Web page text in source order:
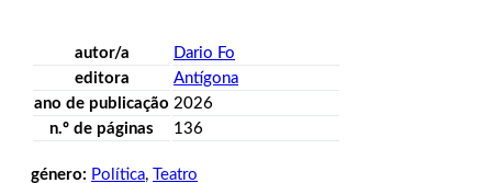
autor/a
Dario Fo
editora
Antígona
ano de publicação 2026
n.º de páginas
136
género: Política, Teatro